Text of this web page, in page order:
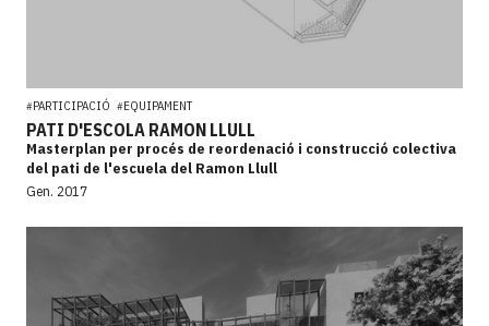
#PARTICIPACIÓ #EQUIPAMENT
PATI D'ESCOLA RAMON LLULL
Masterplan per procés de reordenació i construcció colectiva
del pati de l'escuela del Ramon Llull
Gen. 2017